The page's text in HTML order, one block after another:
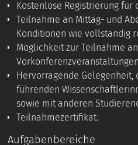
Kostenlose Registrierung für
Teilnahme an Mittag- und
Konditionen wie vollständig
Möglichkeit zur Teilnahme
Hervorragende Gelegenheit,
führenden
sowie mit anderen
Teilnahmezertifikat.
Aufgabenbereiche